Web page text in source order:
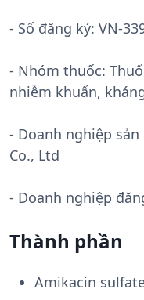
- Số đăng ký: VN-
- Nhóm thuốc:
nhiễm khuẩn,
- Doanh nghiệp sản
Co., Ltd
- Doanh nghiệp
Thành phần
Amikacin